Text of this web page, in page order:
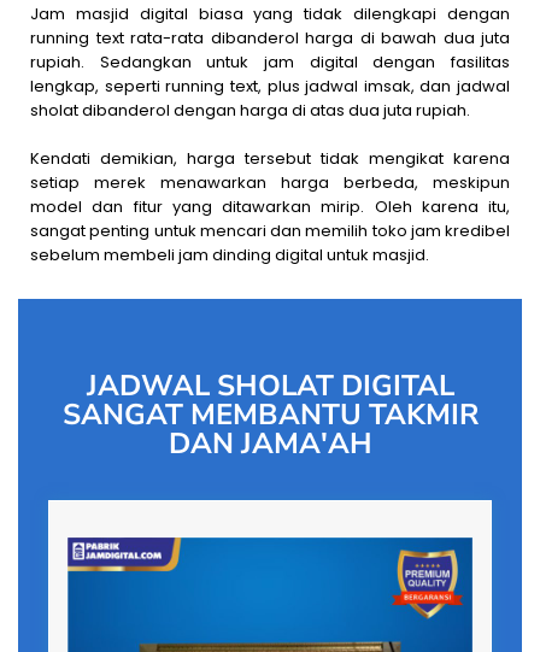
Jam masjid digital biasa yang tidak dilengkapi dengan
running text rata-rata dibanderol harga di bawah dua juta
rupiah. Sedangkan untuk jam digital dengan fasilitas
lengkap, seperti running text, plus jadwal imsak, dan jadwal
sholat dibanderol dengan harga di atas dua juta rupiah.
Kendati demikian, harga tersebut tidak mengikat karena
setiap merek menawarkan harga berbeda, meskipun
model dan fitur yang ditawarkan mirip. Oleh karena itu,
sangat penting untuk mencari dan memilih toko jam kredibel
sebelum membeli jam dinding digital untuk masjid.
JADWAL SHOLAT DIGITAL
SANGAT MEMBANTU TAKMIR
DAN JAMA'AH